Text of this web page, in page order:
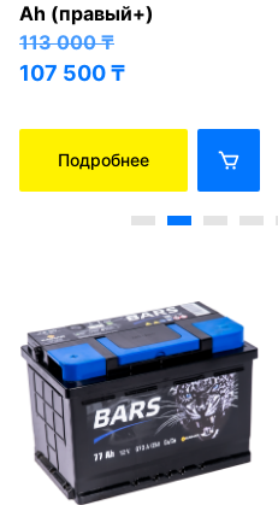
Ah (правый+)
113 000₸
107 500₸
Подробнее